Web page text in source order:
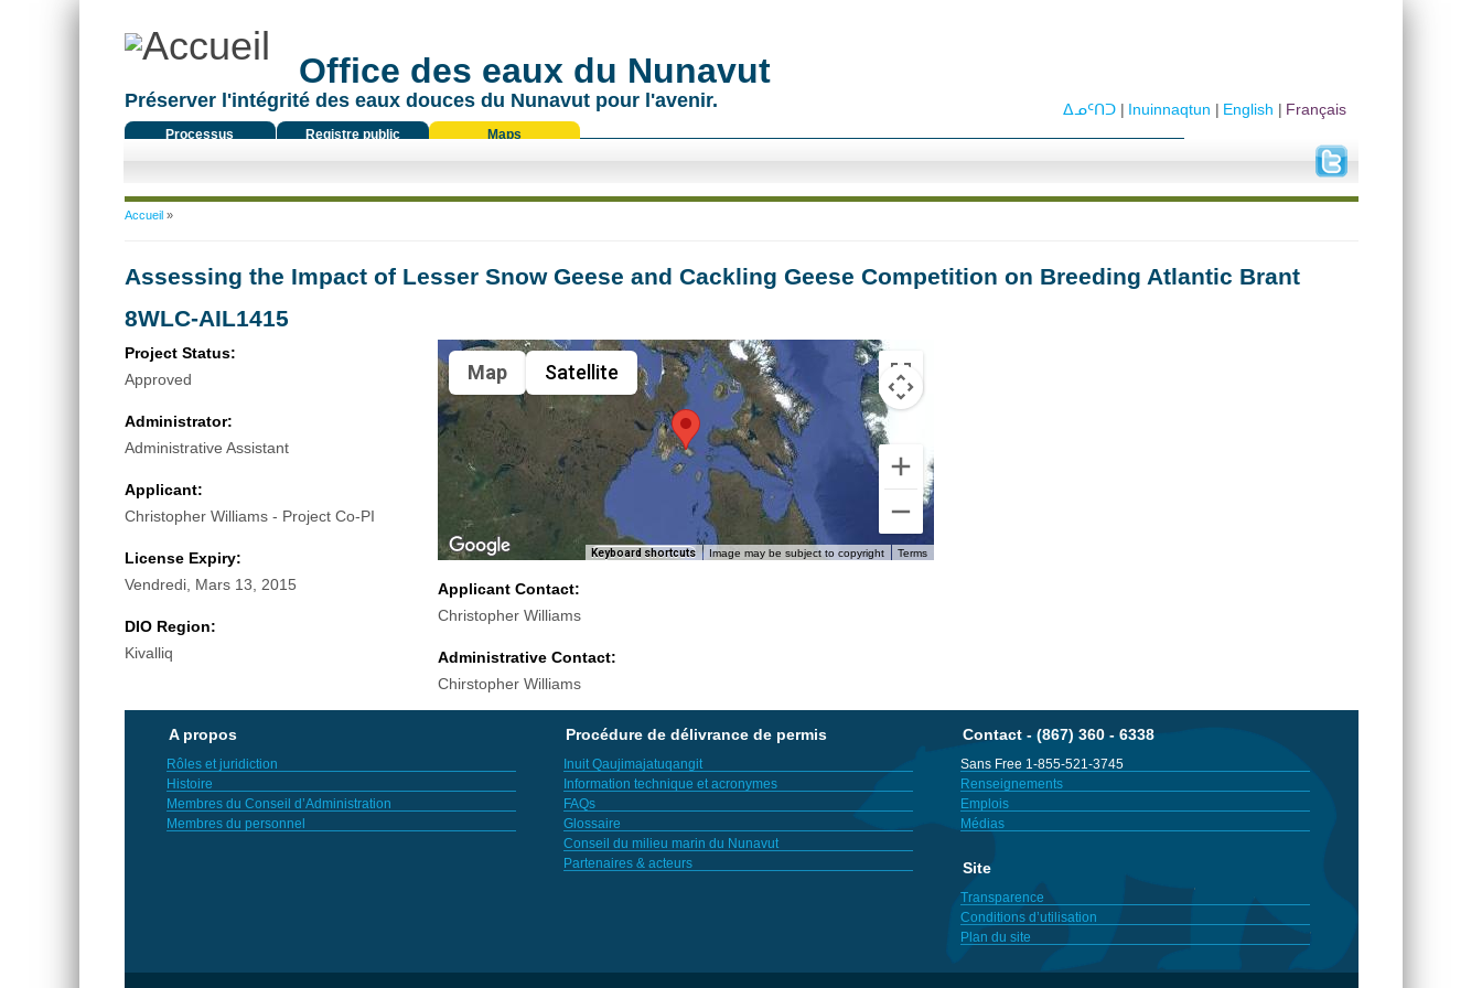
Office des eaux du Nunavut
Préserver l'intégrité des eaux douces du Nunavut pour l'avenir.
Processus
Registre public Maps
Français
English
Inuinnaqtun
ᐃᓄᑦᑎᑐ
Vous êtes ici
Accueil»
Assessing the Impact of Lesser Snow Geese and Cackling Geese Competition on Breeding Atlantic Brant
8WLC-AIL1415
Project Status:
Approved
Administrator:
Administrative Assistant
Applicant:
Christopher Williams - Project Co-PI
License Expiry:
Vendredi, Mars 13, 2015
DIO Region:
Kivalliq
Map Satellite
Keyboard shortcuts Image may be subject to copyright Terms
Applicant Contact:
Christopher Williams
Administrative Contact:
Chirstopher Williams
A propos
Rôles et juridiction
Histoire
Membres du Conseil d’Administration
Membres du personnel
Procédure de délivrance de permis
Inuit Qaujimajatuqangit
Information technique et acronymes
FAQs
Glossaire
Conseil du milieu marin du Nunavut
Partenaires & acteurs
Contact - (867) 360 - 6338
Sans Free 1-855-521-3745
Renseignements
Emplois
Médias
Site
Transparence
Conditions d’utilisation
Plan du site